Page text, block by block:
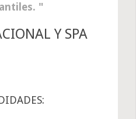
Y SPA